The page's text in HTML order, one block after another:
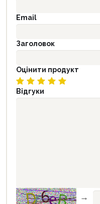
Email
Заголовок
Оцінити продукт
Відгуки
→